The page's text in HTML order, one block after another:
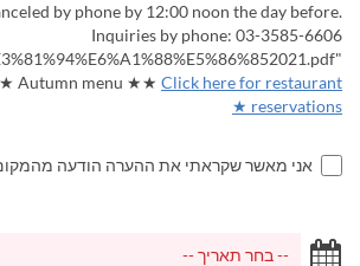
by phone by 12:00 noon the day before.
Inquiries by phone: 03-3585-6606
Autumn menu ★★ Click here for restaurant
reservations ★
אני מאשר שקראתי את ההערה הודעה